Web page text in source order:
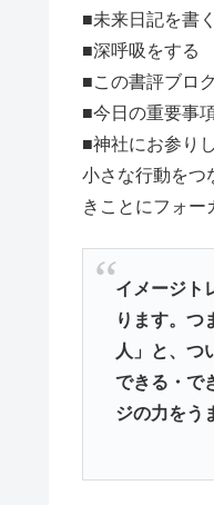
■未来日記を書く
■深呼吸をする
■この書評ブロ
■今日の重要事
■神社にお参り
小さな行動をつ
きことにフォー
イメージト
ります。つ
人」と、つ
できる・で
ジの力をう